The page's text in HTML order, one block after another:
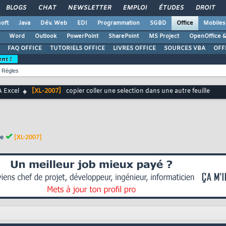
BLOGS CHAT NEWSLETTER EMPLOI ÉTUDES DROIT
Java Dév. Web EDI Programmation SGBD Office
Mobiles
Word
Outlook PowerPoint SharePoint MS Project
OpenOffice
FAQ OFFICE
TUTORIELS OFFICE LIVRES OFFICE SOURCES VBA
!
Règles
Excel [XL-2007] copier coller une selection dans une autre feuille
[XL-2007]